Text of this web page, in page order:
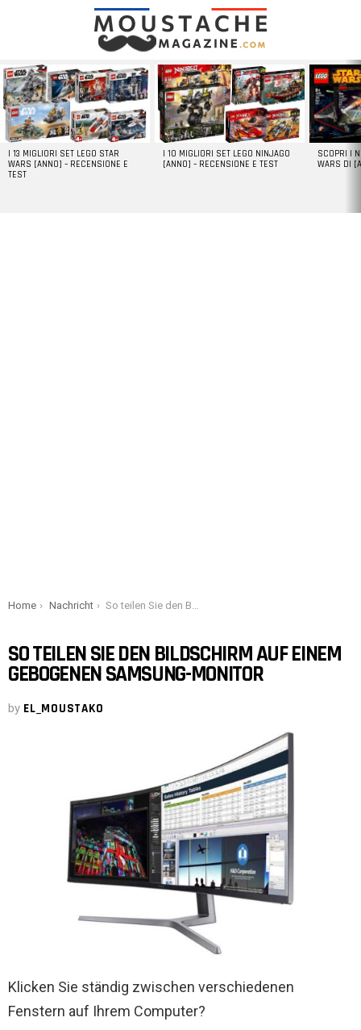
LATEST
STORIES
I 13 MIGLIORI SET LEGO STAR
WARS [ANNO] – RECENSIONE E
TEST
I 10 MIGLIORI SET LEGO NINJAGO
[ANNO] – RECENSIONE E TEST
SCOPRI I
WARS DI
You are here:
Home Nachricht So teilen Sie den Bildschirm auf einem gebogenen Samsung-Monitor
SO TEILEN SIE DEN BILDSCHIRM AUF EINEM
GEBOGENEN SAMSUNG-MONITOR
by EL_MOUSTAKO
Klicken Sie ständig zwischen verschiedenen
Fenstern auf Ihrem Computer?